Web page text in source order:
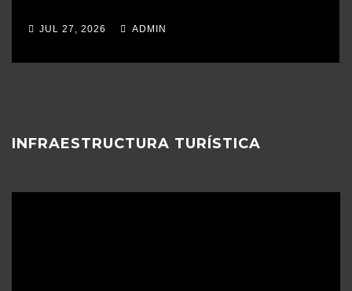
JUL 27, 2026 ADMIN
INFRAESTRUCTURA TURÍSTICA